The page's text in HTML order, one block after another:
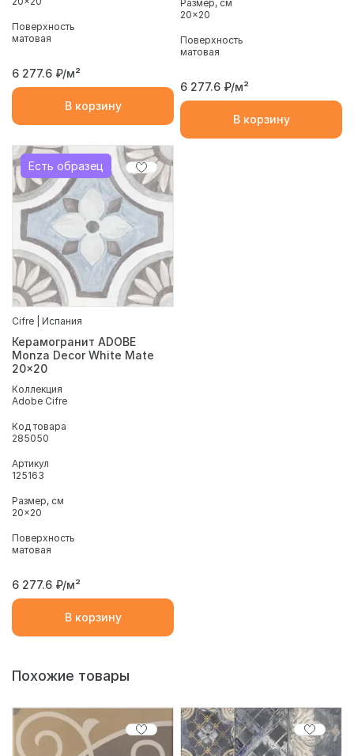
Поверхность
матовая
6 277.6 ₽/м²
В корзину
Размер, см
20x20
Поверхность
матовая
6 277.6 ₽/м²
В корзину
Есть образец
Cifre | Испания
Керамогранит ADOBE
Monza Decor White Mate
20x20
Коллекция
Adobe Cifre
Код товара
285050
Артикул
125163
Размер, см
20x20
Поверхность
матовая
6 277.6 ₽/м²
В корзину
Похожие товары